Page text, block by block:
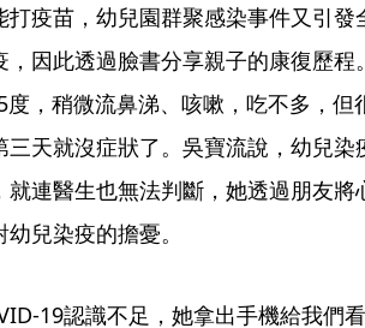
疫苗，幼兒園群聚感染事件又引發
因此透過臉書分享親子的康復歷程
，稍微流鼻涕、咳嗽，吃不多，但
天就沒症狀了。吳寶流說，幼兒染
連醫生也無法判斷，她透過朋友將
兒染疫的擔憂。
19認識不足，她拿出手機給我們